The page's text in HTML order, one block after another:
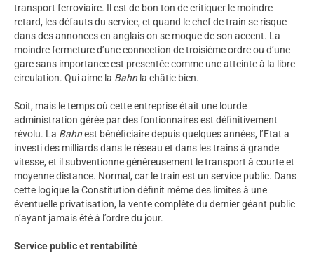
transport ferroviaire. Il est de bon ton de critiquer le moindre
retard, les défauts du service, et quand le chef de train se risque
dans des annonces en anglais on se moque de son accent. La
moindre fermeture d’une connection de troisième ordre ou d’une
gare sans importance est presentée comme une atteinte à la libre
circulation. Qui aime la Bahn la châtie bien.
Soit, mais le temps où cette entreprise était une lourde
administration gérée par des fontionnaires est définitivement
révolu. La Bahnest bénéficiaire depuis quelques années, l’Etat a
investi des milliards dans le réseau et dans les trains à grande
vitesse, et il subventionne généreusement le transport à courte et
moyenne distance. Normal, car le train est un service public. Dans
cette logique la Constitution définit même des limites à une
éventuelle privatisation, la vente complète du dernier géant public
n’ayant jamais été à l’ordre du jour.
Service public et rentabilité